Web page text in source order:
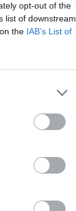
opt-out of the
list of downstream
the IAB’s List of